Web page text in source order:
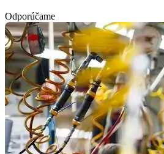
Odporúčame